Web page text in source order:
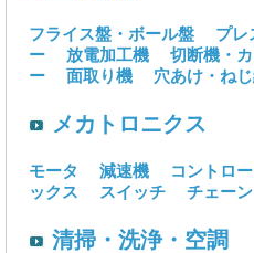
フライス盤・ボール盤 プレ
ー
放電加工機 切断機・
ー
面取り機 穴あけ・ね
メカトロニクス
モータ 減速機 コントロ
ックス
スイッチ チェーン
清掃・洗浄・空調